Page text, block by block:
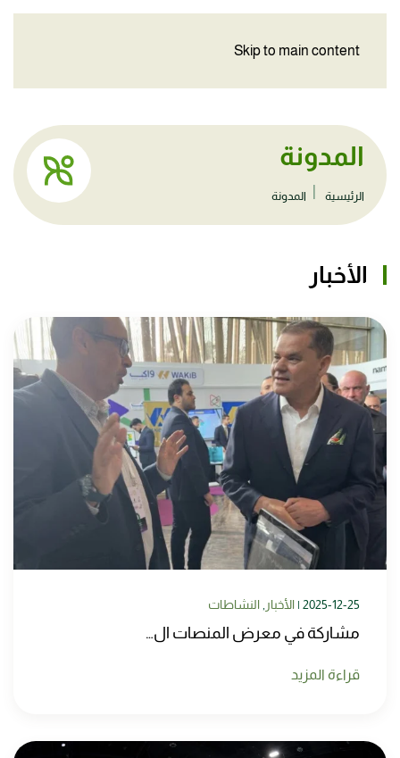
Skip to main content
المدونة
الرئيسية المدونة
الأخبار
2025-12-25
| الأخبار النشاطات
مشاركة في معرض المنصات ال…
قراءة المزيد